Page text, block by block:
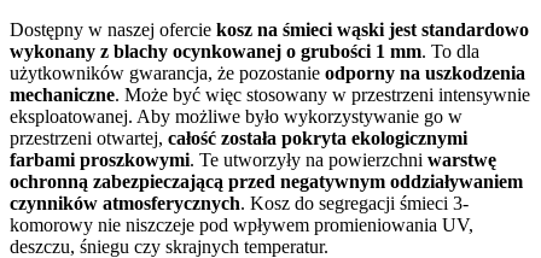
Dostępny w naszej ofercie kosz na śmieci wąski jest standardowo
wykonany z blachy ocynkowanej o grubości 1 mm. To dla
użytkowników gwarancja, że pozostanie odporny na uszkodzenia
mechaniczne. Może być więc stosowany w przestrzeni intensywnie
eksploatowanej. Aby możliwe było wykorzystywanie go w
przestrzeni otwartej, całość została pokryta ekologicznymi
farbami proszkowymi. Te utworzyły na powierzchni warstwę
ochronną zabezpieczającą przed negatywnym oddziaływaniem
czynników atmosferycznych. Kosz do segregacji śmieci 3-
komorowy nie niszczeje pod wpływem promieniowania UV,
deszczu, śniegu czy skrajnych temperatur.